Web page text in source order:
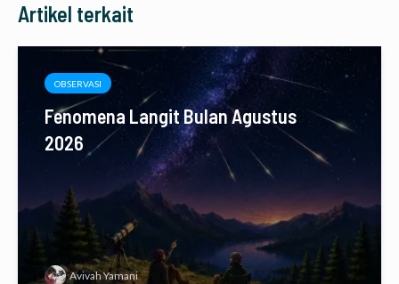
Artikel terkait
OBSERVASI
Fenomena Langit Bulan Agustus
2026
Avivah Yamani